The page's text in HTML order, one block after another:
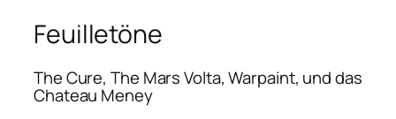
Feuilletöne
The Cure, The Mars Volta, Warpaint, und das
Chateau Meney